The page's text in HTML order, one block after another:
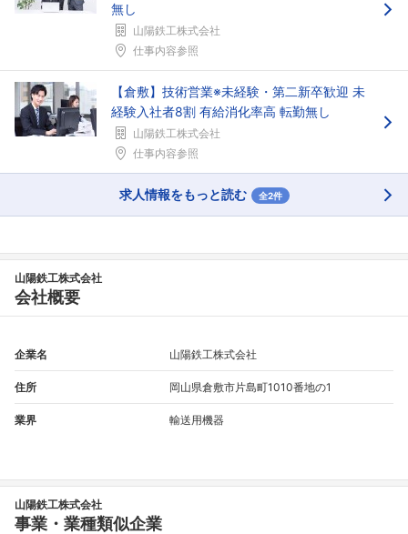
フォローしました
こちらの企業もフォローしませんか？
無し
山陽鉄工株式会社
仕事内容参照
【倉敷】技術営業※未経験・第二新卒歓迎 未
経験入社者8割 有給消化率高 転勤無し
山陽鉄工株式会社
仕事内容参照
求人情報をもっと読む 全2件
山陽鉄工株式会社
会社概要
企業名 山陽鉄工株式会社
住所 岡山県倉敷市片島町1010番地の1
業界 輸送用機器
山陽鉄工株式会社
事業・業種類似企業